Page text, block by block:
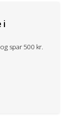
i
spar 500 kr.